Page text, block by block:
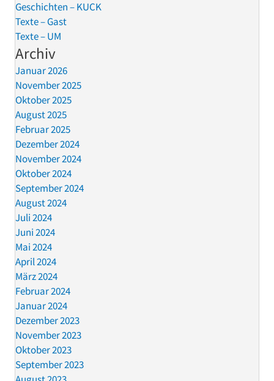
Geschichten – KUCK
Texte – Gast
Texte – UM
Archiv
Januar 2026
November 2025
Oktober 2025
August 2025
Februar 2025
Dezember 2024
November 2024
Oktober 2024
September 2024
August 2024
Juli 2024
Juni 2024
Mai 2024
April 2024
März 2024
Februar 2024
Januar 2024
Dezember 2023
November 2023
Oktober 2023
September 2023